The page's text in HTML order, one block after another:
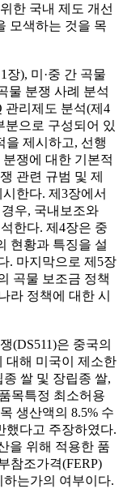
한 국내 제도 개선
모색하는 것을 목
장), 미·중 간 곡물
물 분쟁 사례 분석
관리제도 분석(제4
분으로 구성되어 있
을 제시하고, 선행
쟁에 대한 기본적
관련 규범 및 제
한다. 제3장에서
우, 국내보조와
한다. 제4장은 중
현황과 특징을 설
. 마지막으로 제5장
곡물 보조금 정책
라 정책에 대한 시
(DS511)은 중국의
대해 미국이 제소한
쌀 및 장립종 쌀,
목특정 최소허용
생산액의 8.5% 수
했다고 주장하였다.
을 위해 적용한 품
참조가격(FERP)
는가의 여부이다.